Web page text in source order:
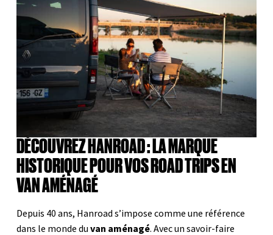
DÉCOUVREZ HANROAD : LA MARQUE
HISTORIQUE POUR VOS ROAD TRIPS EN
VAN AMÉNAGÉ
Depuis 40 ans, Hanroad s’impose comme une référence
dans le monde du van aménagé. Avec un savoir-faire